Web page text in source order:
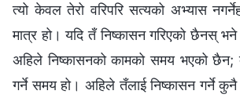
त्यो केवल तेरो वरिपरि सत्यको अभ्यास
मात्र हो। यदि तँ निष्कासन गरिएको छैनस्
अहिले निष्कासनको कामको समय भएको छैन;
गर्ने समय हो। अहिले तँलाई निष्कासन गर्ने